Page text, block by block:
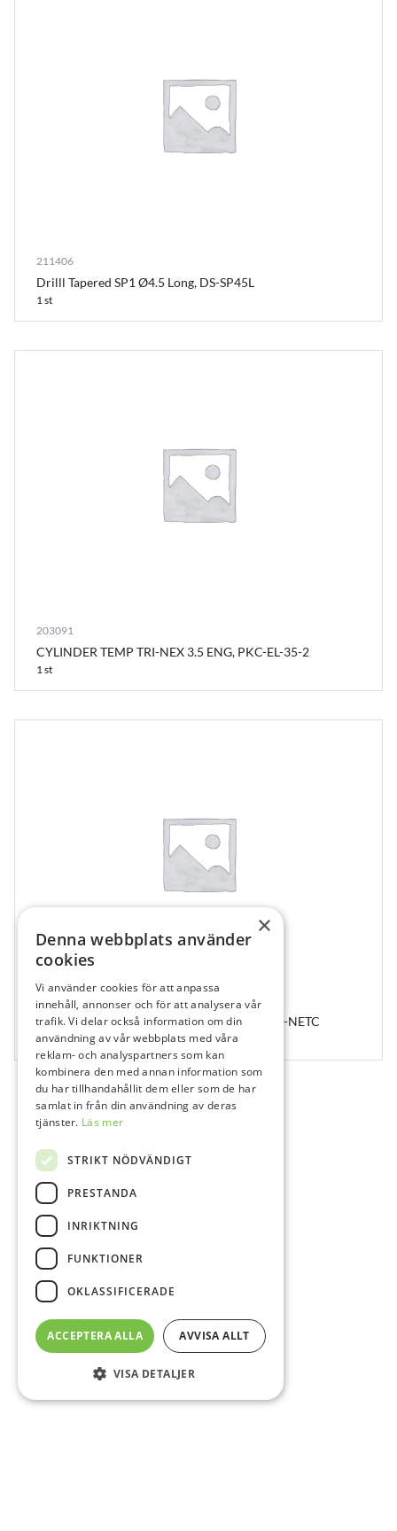
211406
Drilll Tapered SP1 Ø4.5 Long, DS-SP45L
1 st
203091
CYLINDER TEMP TRI-NEX 3.5 ENG, PKC-EL-35-2
1 st
202688
CYLINDER IT6 PASSIVE TI RING NE, ITS6-PA-NETC
1 st
×
Denna webbplats använder
cookies
Vi använder cookies för att anpassa
innehåll, annonser och för att analysera vår
trafik. Vi delar också information om din
användning av vår webbplats med våra
reklam- och analyspartners som kan
kombinera den med annan information som
du har tillhandahållit dem eller som de har
samlat in från din användning av deras
tjänster. Läs mer
STRIKT NÖDVÄNDIGT
PRESTANDA
INRIKTNING
FUNKTIONER
OKLASSIFICERADE
ACCEPTERA ALLA AVVISA ALLT
VISA DETALJER